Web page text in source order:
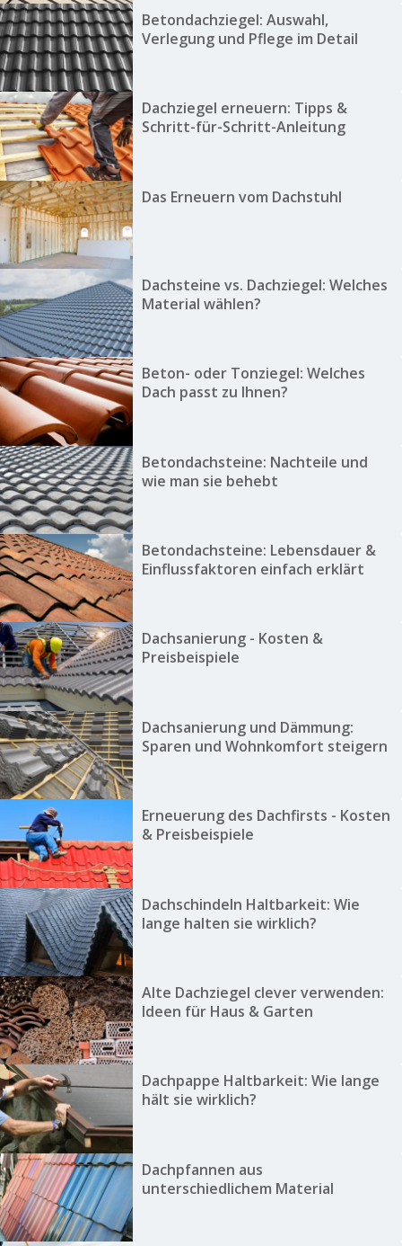
Betondachziegel: Auswahl,
Verlegung und Pflege im Detail
Dachziegel erneuern: Tipps &
Schritt-für-Schritt-Anleitung
Das Erneuern vom Dachstuhl
Dachsteine vs. Dachziegel: Welches
Material wählen?
Beton- oder Tonziegel: Welches
Dach passt zu Ihnen?
Betondachsteine: Nachteile und
wie man sie behebt
Betondachsteine: Lebensdauer &
Einflussfaktoren einfach erklärt
Dachsanierung - Kosten &
Preisbeispiele
Dachsanierung und Dämmung:
Sparen und Wohnkomfort steigern
Erneuerung des Dachfirsts - Kosten
& Preisbeispiele
Dachschindeln Haltbarkeit: Wie
lange halten sie wirklich?
Alte Dachziegel clever verwenden:
Ideen für Haus & Garten
Dachpappe Haltbarkeit: Wie lange
hält sie wirklich?
Dachpfannen aus
unterschiedlichem Material